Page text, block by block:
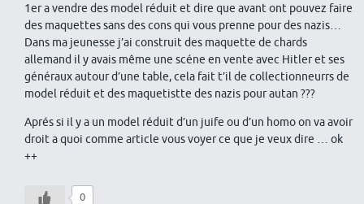
1er a vendre des model réduit et dire que avant ont pouvez faire
des maquettes sans des cons qui vous prenne pour des nazis…
Dans ma jeunesse j’ai construit des maquette de chards
allemand il y avais même une scéne en vente avec Hitler et ses
généraux autour d’une table, cela fait t’il de collectionneurrs de
model réduit et des maquetistte des nazis pour autan ???
Aprés si il y a un model réduit d’un juife ou d’un homo on va avoir
droit a quoi comme article vous voyer ce que je veux dire … ok
++
0